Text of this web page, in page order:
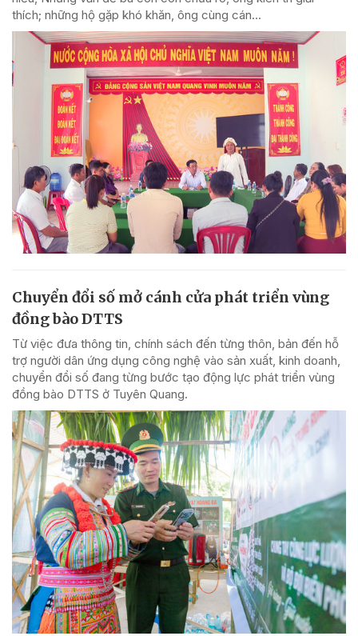
thích; những hộ gặp khó khăn, ông cùng cán...
Chuyển đổi số mở cánh cửa phát triển vùng
đồng bào DTTS
Từ việc đưa thông tin, chính sách đến từng thôn, bản đến hỗ
trợ người dân ứng dụng công nghệ vào sản xuất, kinh doanh,
chuyển đổi số đang từng bước tạo động lực phát triển vùng
đồng bào DTTS ở Tuyên Quang.